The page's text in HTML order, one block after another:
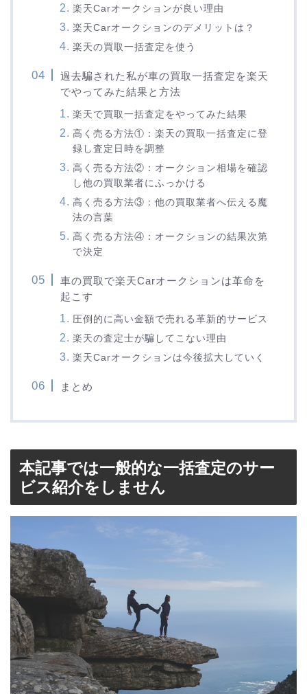
楽天Carオークションが良い理由
楽天Carオークションのデメリットは？
楽天の買取一括査定を使う
過去騙された私が車の買取一括査定を楽天
でやってみた結果と方法
楽天で買取一括査定をやってみた結果
高く売る方法①：楽天の買取一括査定に登
録し査定日時を調整
高く売る方法②：オークション相場を確認
し他の買取業者にふっかける
高く売る方法③：他の買取業者へ伝える魔
法の言葉
高く売る方法④：オークションの結果次第
で決定
車の買取で楽天Carオークションは革命を
起こす
圧倒的に高い金額で売れる革新的サービス
楽天の査定士が騙してこない理由
楽天Carオークションは今後拡大していく
まとめ
本記事では一般的な一括査定のサー
ビス紹介をしません